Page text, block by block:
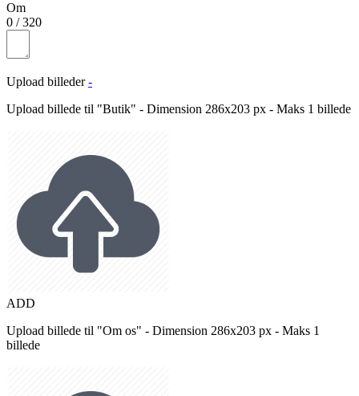
Om
0 /320
Upload billeder -
Upload billede til "Butik" - Dimension 286x203 px - Maks 1 billede
ADD
Upload billede til "Om os" - Dimension 286x203 px - Maks 1
billede